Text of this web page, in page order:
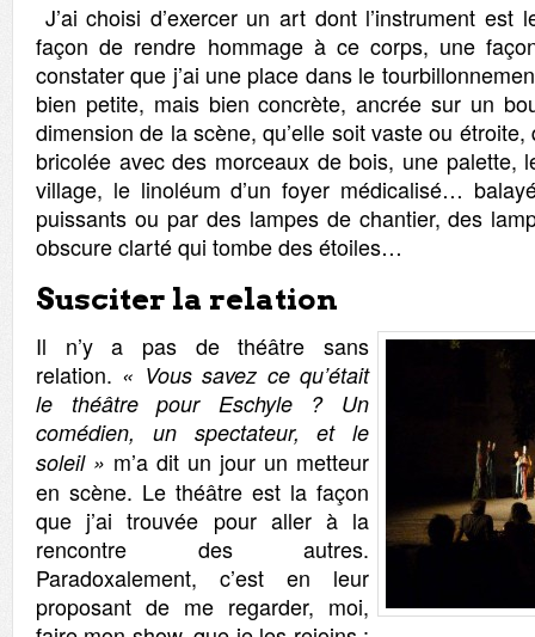
J’ai choisi d’exercer un art dont l’instrument est
façon de rendre hommage à ce corps, une
constater que j’ai une place dans le
bien petite, mais bien concrète, ancrée sur un
dimension de la scène, qu’elle soit vaste ou étroite,
bricolée avec des morceaux de bois, une palette,
village, le linoléum d’un foyer médicalisé…
puissants ou par des lampes de chantier, des
obscure clarté qui tombe des étoiles…
Susciter la relation
Il n’y a pas de théâtre sans
relation. « Vous savez ce qu’était
le théâtre pour Eschyle ? Un
comédien, un spectateur, et le
soleil » m’a dit un jour un metteur
en scène. Le théâtre est la façon
que j’ai trouvée pour aller à la
rencontre des autres.
Paradoxalement, c’est en leur
proposant de me regarder, moi,